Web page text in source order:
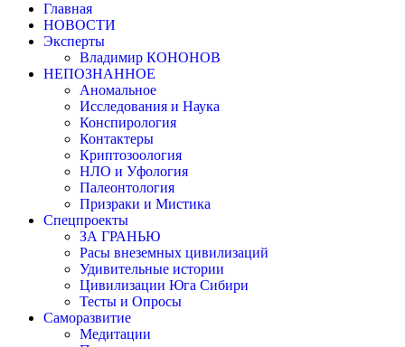
Главная
НОВОСТИ
Эксперты
Владимир КОНОНОВ
НЕПОЗНАННОЕ
Аномальное
Исследования и Наука
Конспирология
Контактеры
Криптозоология
НЛО и Уфология
Палеонтология
Призраки и Мистика
Спецпроекты
ЗА ГРАНЬЮ
Расы внеземных цивилизаций
Удивительные истории
Цивилизации Юга Сибири
Тесты и Опросы
Саморазвитие
Медитации